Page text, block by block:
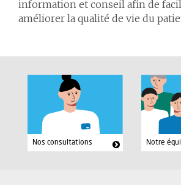
information et conseil afin de
améliorer la qualité de vie du
Nos consultations Notre